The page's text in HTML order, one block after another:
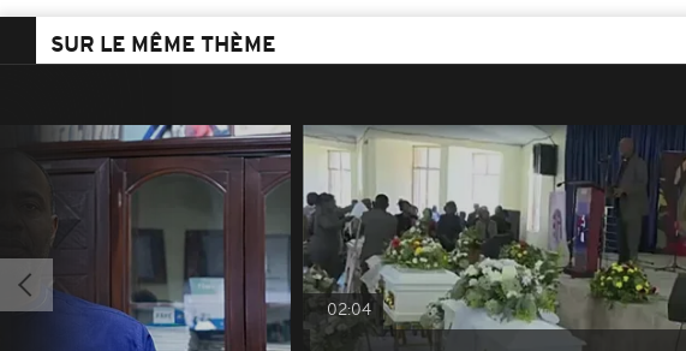
SUR LE MÊME THÈME
02:04